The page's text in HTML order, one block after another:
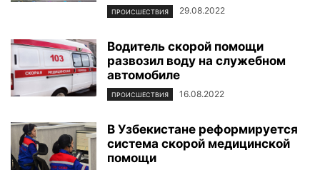
ПРОИСШЕСТВИЯ 29.08.2022
Водитель скорой помощи
развозил воду на служебном
автомобиле
ПРОИСШЕСТВИЯ 16.08.2022
В Узбекистане реформируется
система скорой медицинской
помощи